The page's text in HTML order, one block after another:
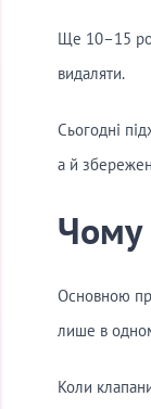
Ще 10–15
видаляти.
Сьогодні
а й
Чому
Основною
лише в
Коли